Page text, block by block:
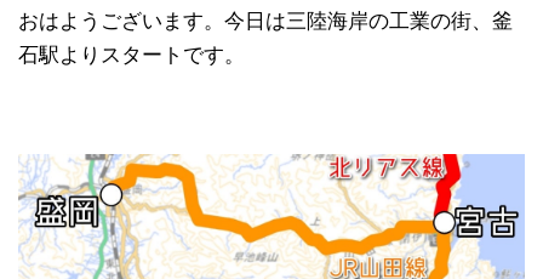
縦断(10)
おはようございます。今日は三陸海岸の工業の街、釜
石駅よりスタートです。